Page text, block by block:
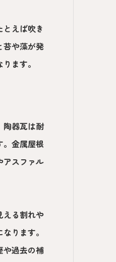
えば吹き
苔や藻が発
ます。
陶器瓦は耐
。金属屋根
アスファル
える割れや
ります。
や過去の補